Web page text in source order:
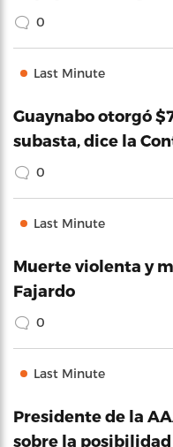
0
Last Minute
Guaynabo otorgó
subasta, dice la
0
Last Minute
Muerte violenta y
Fajardo
0
Last Minute
Presidente de la
sobre la